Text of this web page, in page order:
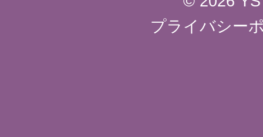
プライバシー